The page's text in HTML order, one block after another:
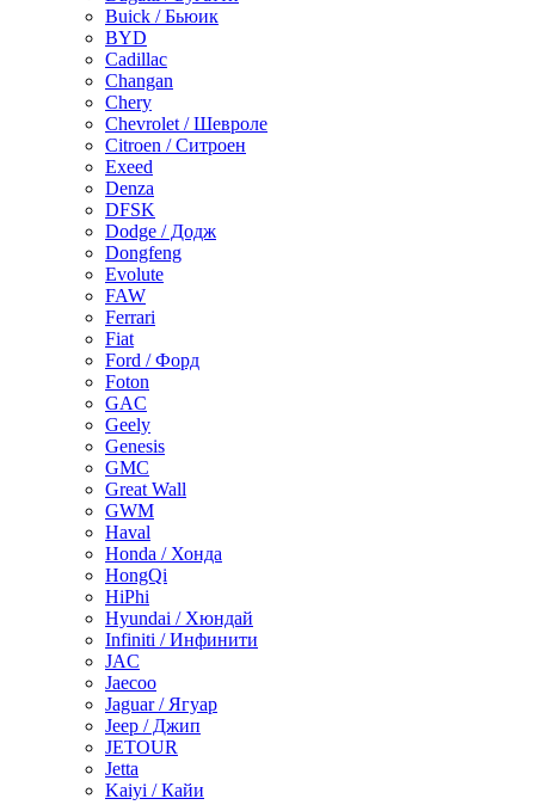
Buick / Бьюик
BYD
Cadillac
Changan
Chery
Chevrolet / Шевроле
Citroen / Ситроен
Exeed
Denza
DFSK
Dodge / Додж
Dongfeng
Evolute
FAW
Ferrari
Fiat
Ford / Форд
Foton
GAC
Geely
Genesis
GMC
Great Wall
GWM
Haval
Honda / Хонда
HongQi
HiPhi
Hyundai / Хюндай
Infiniti / Инфинити
JAC
Jaecoo
Jaguar / Ягуар
Jeep / Джип
JETOUR
Jetta
Kaiyi / Кайи